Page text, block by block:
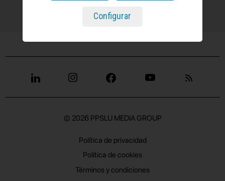
Configurar
© 2026 PPSLU MEDIA GROUP
Política de privacidad
Política de cookies
Términos y condiciones